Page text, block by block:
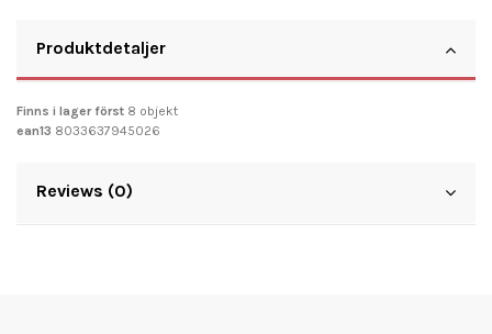
Produktdetaljer
Finns i lager först 8 objekt
ean13 8033637945026
Reviews (0)